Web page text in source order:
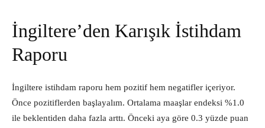
İngiltere’den Karışık İstihdam
Raporu
İngiltere istihdam raporu hem pozitif hem negatifler içeriyor.
Önce pozitiflerden başlayalım. Ortalama maaşlar endeksi %1.0
ile beklentiden daha fazla arttı. Önceki aya göre 0.3 yüzde puan